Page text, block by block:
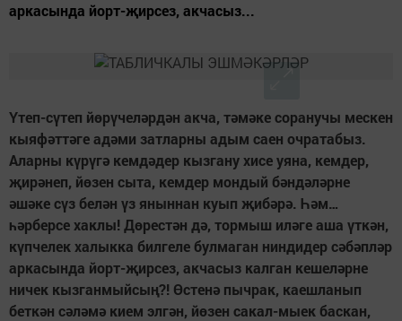
аркасында йорт-җирсез, акчасыз...
Үтеп-сүтеп йөрүчеләрдән акча, тәмәке соранучы мескен
кыяфәттәге адәми затларны адым саен очратабыз.
Аларны күрүгә кемдәдер кызгану хисе уяна, кемдер,
җирәнеп, йөзен сыта, кемдер мондый бәндәләрне
әшәке сүз белән үз яныннан куып җибәрә. Һәм…
һәрберсе хаклы! Дөрестән дә, тормыш иләге аша үткән,
күпчелек халыкка билгеле булмаган ниндидер сәбәпләр
аркасында йорт-җирсез, акчасыз калган кешеләрне
ничек кызганмыйсың?! Өстенә пычрак, каешланып
беткән сәләмә кием элгән, йөзен сакал-мыек баскан,